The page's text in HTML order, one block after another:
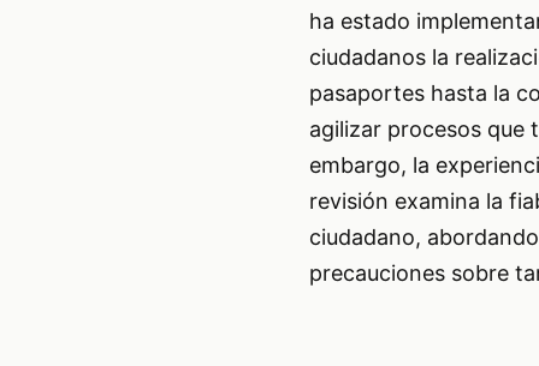
ha estado
ciudadanos la
pasaportes hasta la
agilizar procesos que
embargo, la
revisión examina la
ciudadano,
precauciones sobre